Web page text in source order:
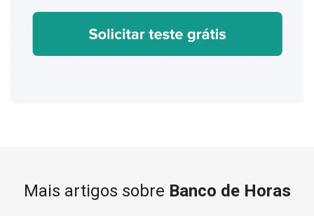
Mais artigos sobre Banco de Horas